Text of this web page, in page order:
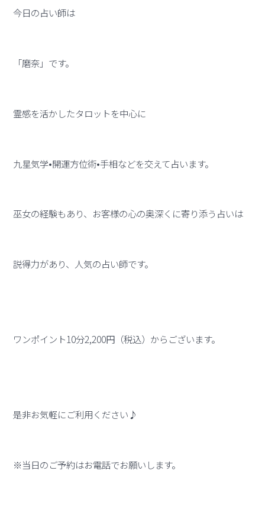
今日の占い師は
「磨奈」です。
霊感を活かしたタロットを中心に
九星気学•開運方位術•手相などを交えて占います。
巫女の経験もあり、お客様の心の奥深くに寄り添う占いは
説得力があり、人気の占い師です。
ワンポイント10分2,200円（税込）からございます。
是非お気軽にご利用ください♪
※当日のご予約はお電話でお願いします。